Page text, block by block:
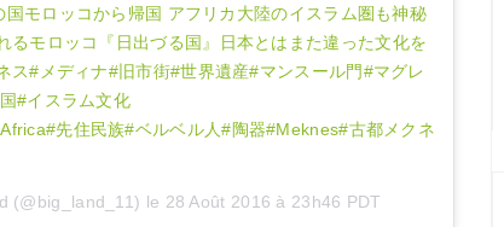
モロッコから帰国 アフリカ大陸のイスラム圏も神秘
るモロッコ『日出づる国』日本とはまた違った文化を
ス#メディナ#旧市街#世界遺産#マンスール門#マグレ
#イスラム文化
先住民族#ベルベル人#陶器#Meknes#古都メクネ
(@big_land_11) le 28 Août 2016 à 23h46 PDT